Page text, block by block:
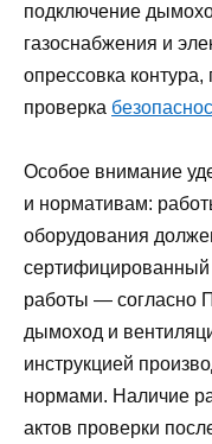
подключение
газоснабжения и
опрессовка
проверка
Особое внимание
и нормативам:
оборудования
сертифицированный
работы — согласно
дымоход и
инструкцией
нормами. Наличие
актов проверки